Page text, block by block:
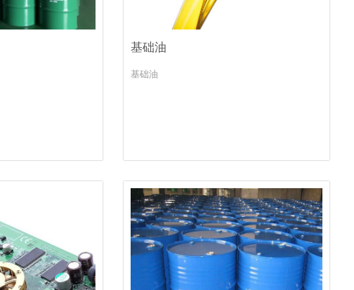
基础油
基础油